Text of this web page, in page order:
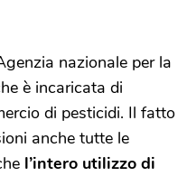
nazionale per la
è incaricata di
di pesticidi. Il fatto
anche tutte le
l’intero utilizzo di